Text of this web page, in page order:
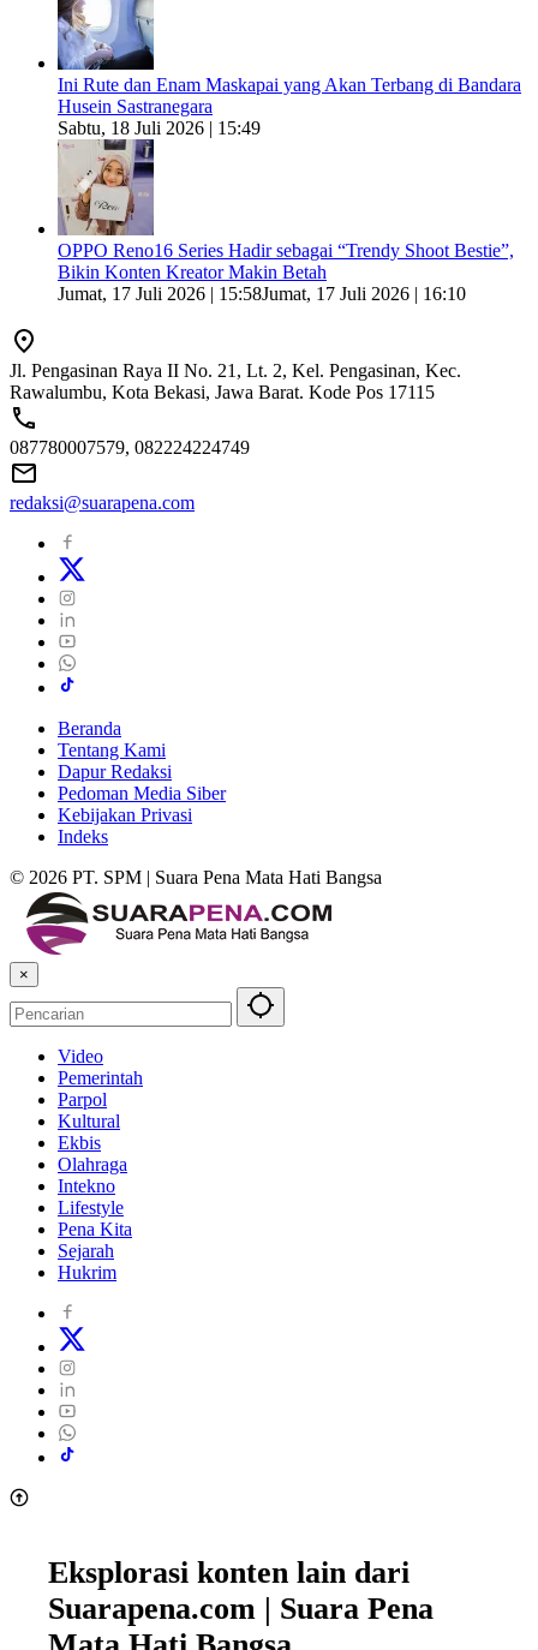
Ini Rute dan Enam Maskapai yang Akan Terbang di Bandara
Husein Sastranegara
Sabtu, 18 Juli 2026 | 15:49
OPPO Reno16 Series Hadir sebagai “Trendy Shoot Bestie”,
Bikin Konten Kreator Makin Betah
Jumat, 17 Juli 2026 | 15:58Jumat, 17 Juli 2026 | 16:10
Jl. Pengasinan Raya II No. 21, Lt. 2, Kel. Pengasinan, Kec.
Rawalumbu, Kota Bekasi, Jawa Barat. Kode Pos 17115
087780007579, 082224224749
redaksi@suarapena.com
Beranda
Tentang Kami
Dapur Redaksi
Pedoman Media Siber
Kebijakan Privasi
Indeks
© 2026 PT. SPM | Suara Pena Mata Hati Bangsa
×
Video
Pemerintah
Parpol
Kultural
Ekbis
Olahraga
Intekno
Lifestyle
Pena Kita
Sejarah
Hukrim
Eksplorasi konten lain dari
Suarapena.com | Suara Pena